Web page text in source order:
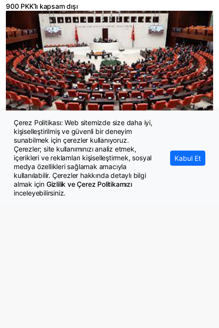
900 PKK’lı kapsam dışı
Şehit yakını ve gazilere 52 bin 608 istihdam
Çerez Politikası: Web sitemizde size daha iyi,
kişiselleştirilmiş ve güvenli bir deneyim
sunabilmek için çerezler kullanıyoruz.
Çerezler; site kullanımınızı analiz etmek,
içerikleri ve reklamları kişiselleştirmek, sosyal
medya özellikleri sağlamak amacıyla
kullanılabilir. Çerezler hakkında detaylı bilgi
almak için Gizlilik ve Çerez Politikamızı
inceleyebilirsiniz.
Kabul Et